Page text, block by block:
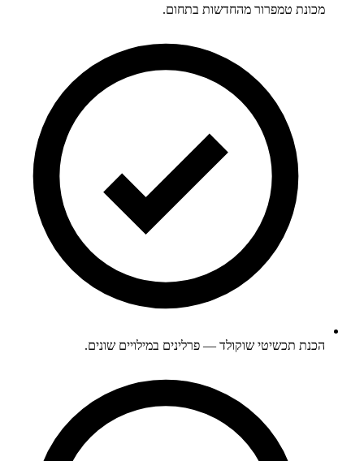
מכונת טמפרור מהחדשות בתחום.
הכנת תכשיטי שוקולד — פרלינים במילויים שונים.